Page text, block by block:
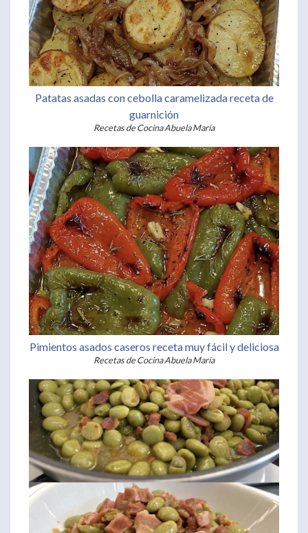
Patatas asadas con cebolla caramelizada receta de
guarnición
Recetas de Cocina Abuela María
Pimientos asados caseros receta muy fácil y deliciosa
Recetas de Cocina Abuela María